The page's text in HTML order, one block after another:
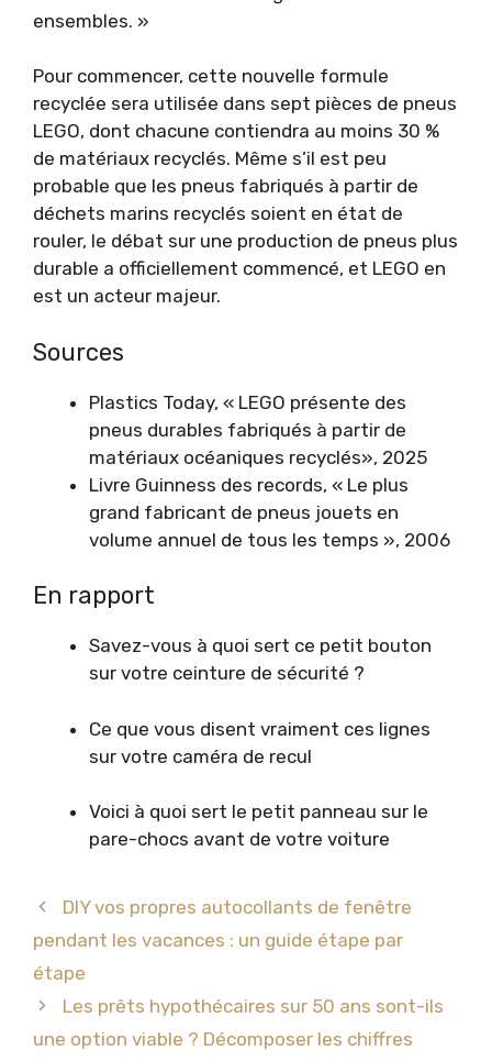
ensembles. »
Pour commencer, cette nouvelle formule
recyclée sera utilisée dans sept pièces de pneus
LEGO, dont chacune contiendra au moins 30 %
de matériaux recyclés. Même s’il est peu
probable que les pneus fabriqués à partir de
déchets marins recyclés soient en état de
rouler, le débat sur une production de pneus plus
durable a officiellement commencé, et LEGO en
est un acteur majeur.
Sources
Plastics Today, « LEGO présente des
pneus durables fabriqués à partir de
matériaux océaniques recyclés», 2025
Livre Guinness des records, « Le plus
grand fabricant de pneus jouets en
volume annuel de tous les temps », 2006
En rapport
Savez-vous à quoi sert ce petit bouton
sur votre ceinture de sécurité ?
Ce que vous disent vraiment ces lignes
sur votre caméra de recul
Voici à quoi sert le petit panneau sur le
pare-chocs avant de votre voiture
DIY vos propres autocollants de fenêtre
pendant les vacances : un guide étape par
étape
Les prêts hypothécaires sur 50 ans sont-ils
une option viable ? Décomposer les chiffres